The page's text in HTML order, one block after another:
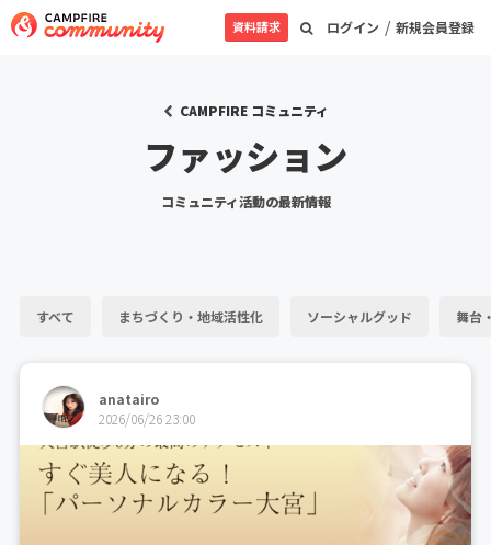
ログイン / 新規会員登録
資料請求
CAMPFIRE コミュニティ
ファッション
コミュニティ活動の最新情報
すべて まちづくり・地域活性化 ソーシャルグッド 舞台
anatairo
2026/06/26 23:00